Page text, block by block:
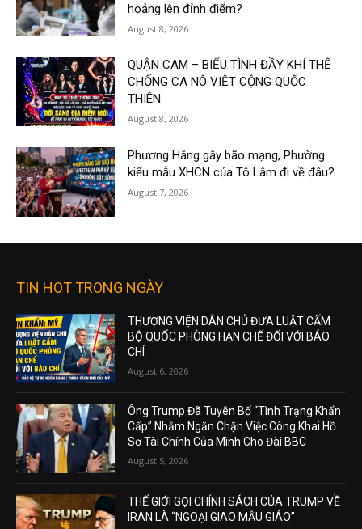
hoảng lên đỉnh điểm?
August 8, 2026
QUẬN CAM – BIỂU TÌNH ĐẦY KHÍ THẾ
CHỐNG CA NÔ VIỆT CỘNG QUỐC
THIÊN
August 8, 2026
Phương Hằng gây bão mạng, Phường
kiểu mẫu XHCN của Tô Lâm đi về đâu?
August 7, 2026
TIN HOT TRONG NGÀY
THƯỢNG VIỆN DÂN CHỦ ĐƯA LUẬT CẤM
BỘ QUỐC PHÒNG HẠN CHẾ ĐỐI VỚI BÁO
CHÍ
August 6, 2026
Ông Trump Đã Tuyên Bố “Tình Trạng Khẩn
Cấp” Nhằm Ngăn Chặn Việc Công Khai Hồ
Sơ Tài Chính Của Mình Cho Đài BBC
August 5, 2026
THẾ GIỚI GỌI CHÍNH SÁCH CỦA TRUMP VỀ
IRAN LÀ “NGOẠI GIAO MẪU GIÁO”